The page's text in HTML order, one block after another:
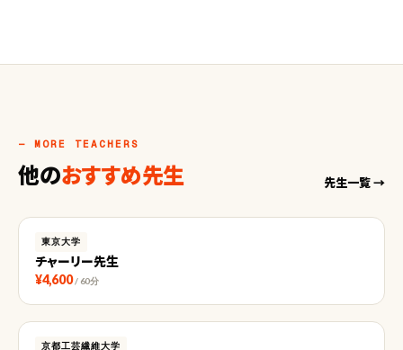
— MORE TEACHERS
他のおすすめ先生 先生一覧 →
東京大学
チャーリー先生
¥4,600 / 60分
京都工芸繊維大学